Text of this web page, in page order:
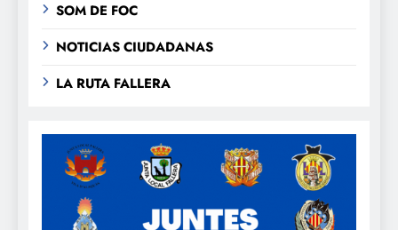
SOM DE FOC
NOTICIAS CIUDADANAS
LA RUTA FALLERA